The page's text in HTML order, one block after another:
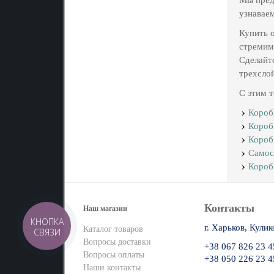
Купить
С этим
Наш магазин
Каталог товаров
Вопросы доставки
Вопросы оплаты
Наши контакты
Контакты
г. Харьков,
+38 067 826 23
+38 050 226 23
КНОПКА
СВЯЗИ